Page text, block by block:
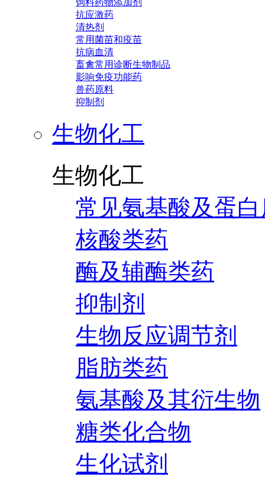
饲料药物添加剂
抗应激药
清热剂
常用菌苗和疫苗
抗病血清
畜禽常用诊断生物制品
影响免疫功能药
兽药原料
抑制剂
生物化工
生物化工
常见氨基酸及蛋
核酸类药
酶及辅酶类药
抑制剂
生物反应调节剂
脂肪类药
氨基酸及其衍生物
糖类化合物
生化试剂